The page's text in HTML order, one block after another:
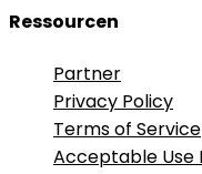
Ressourcen
Partner
Privacy Policy
Terms of Service
Acceptable Use